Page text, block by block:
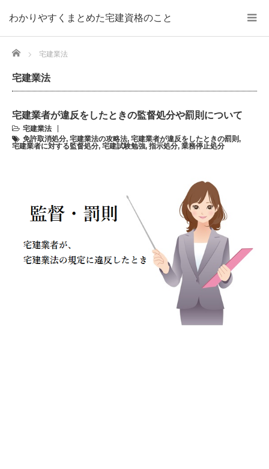
わかりやすくまとめた宅建資格のこと
Home 宅建業法
宅建業法
宅建業者が違反をしたときの監督処分や罰則について
宅建業法
免許取消処分, 宅建業法の攻略法, 宅建業者が違反をしたときの罰則,
宅建業者に対する監督処分, 宅建試験勉強, 指示処分, 業務停止処分